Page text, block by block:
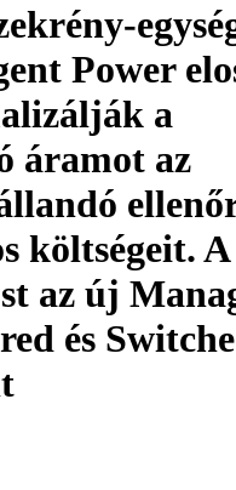
Power
a
áramot az
költségeit. A
az új
és